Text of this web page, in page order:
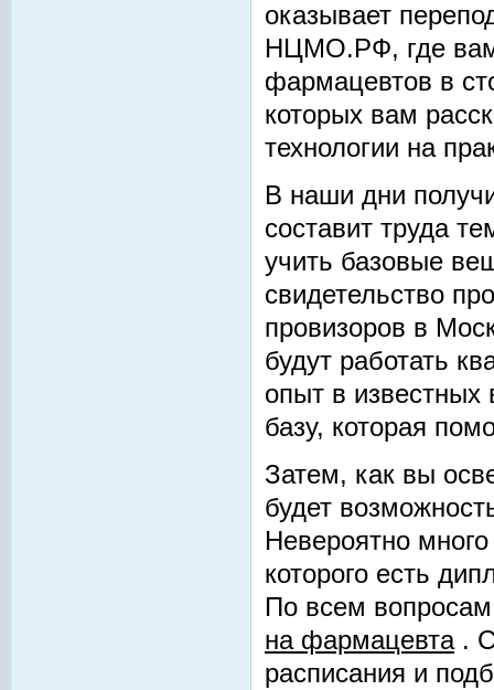
оказывает
НЦМО.РФ, где вам
фармацевтов в
которых вам
технологии на
В наши дни
составит труда
учить базовые
свидетельство
провизоров в
будут работать
опыт в
базу, которая
Затем, как вы
будет
Невероятно
которого есть
По всем
на фармацевта.
расписания и